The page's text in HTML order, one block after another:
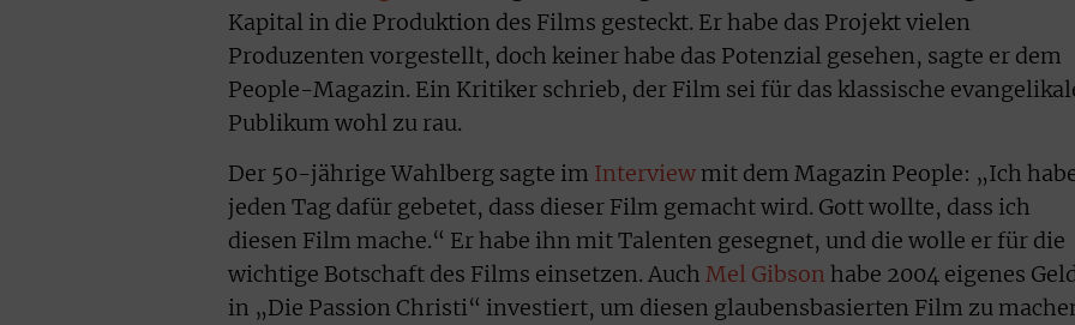
Kapital in die Produktion des Films gesteckt. Er habe das Projekt vielen
Produzenten vorgestellt, doch keiner habe das Potenzial gesehen, sagte er dem
People-Magazin. Ein Kritiker schrieb, der Film sei für das klassische
Publikum wohl zu rau.
Der 50-jährige Wahlberg sagte im Interviewmit dem Magazin People: „Ich
jeden Tag dafür gebetet, dass dieser Film gemacht wird. Gott wollte, dass ich
diesen Film mache.“ Er habe ihn mit Talenten gesegnet, und die wolle er für die
wichtige Botschaft des Films einsetzen. Auch Mel Gibson habe 2004 eigenes
in „Die Passion Christi“ investiert, um diesen glaubensbasierten Film zu